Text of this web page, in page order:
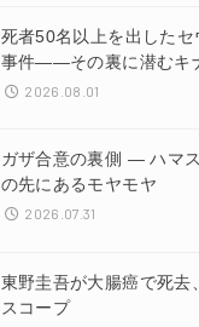
死者50名以上を出したセ
事件——その裏に潜むキ
2026.08.01
ガザ合意の裏側 ― ハマ
の先にあるモヤモヤ
2026.07.31
東野圭吾が大腸癌で死去
スコープ